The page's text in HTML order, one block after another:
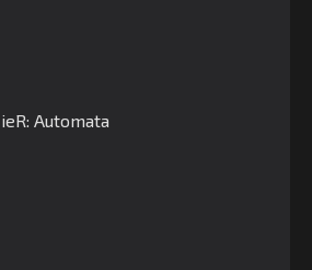
Automata